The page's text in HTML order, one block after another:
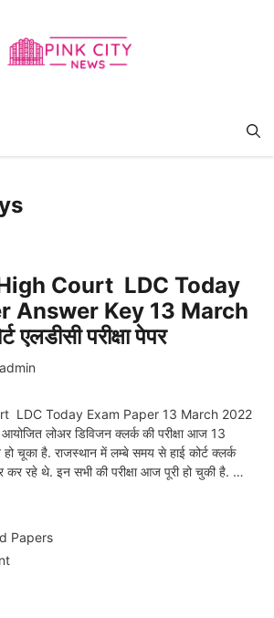
Court LDC Today
Answer Key 13 March
एलडीसी परीक्षा पेपर
admin
LDC Today Exam Paper 13 March 2022
आयोजित लोअर डिविजन क्लर्क की परीक्षा आज 13
चूका है. राजस्थान में लम्बे समय से हाई कोर्ट क्लर्क
कर रहे थे. इन सभी की परीक्षा आज पूरी हो चुकी है. …
Papers